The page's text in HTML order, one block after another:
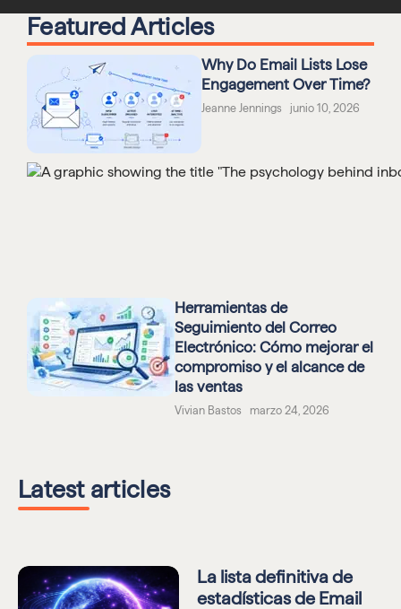
Featured Articles
Why Do Email Lists Lose
Engagement Over Time?
Jeanne Jennings junio 10, 2026
Herramientas de
Seguimiento del Correo
Electrónico: Cómo mejorar el
compromiso y el alcance de
las ventas
Vivian Bastos marzo 24, 2026
Latest articles
La lista definitiva de
estadísticas de Email